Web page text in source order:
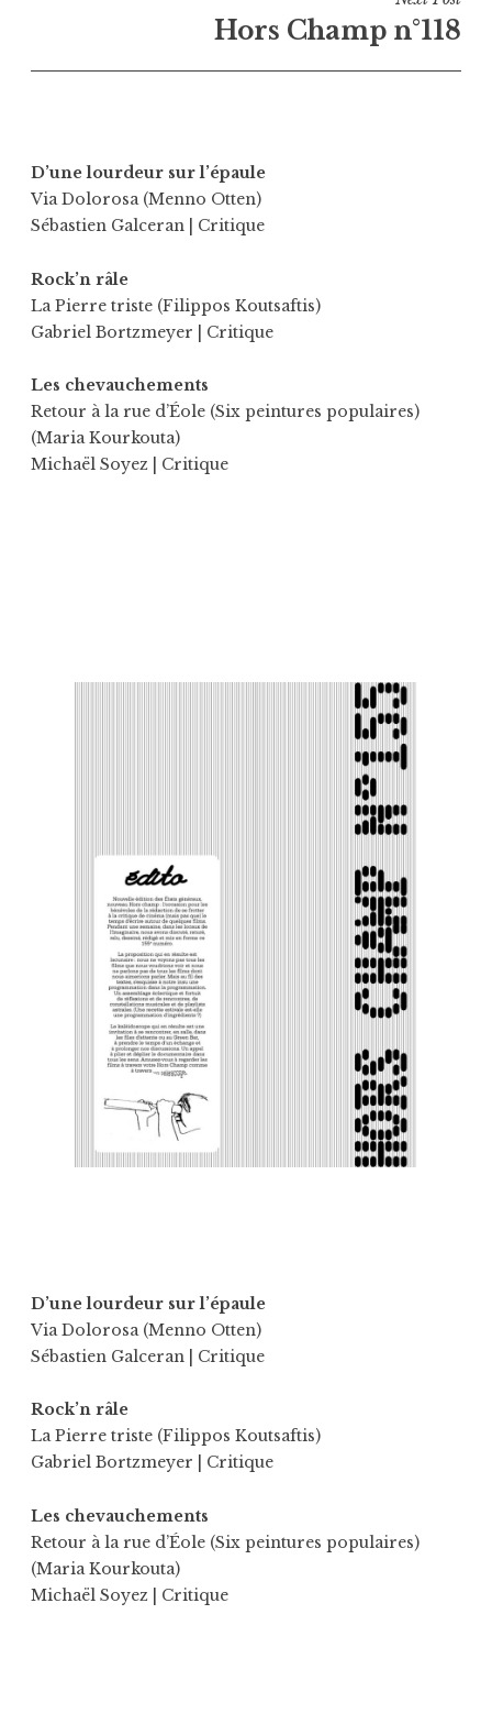
Hors Champ n°118
D’une lourdeur sur l’épaule
Via Dolorosa (Menno Otten)
Sébastien Galceran | Critique
Rock’n râle
La Pierre triste (Filippos Koutsaftis)
Gabriel Bortzmeyer | Critique
Les chevauchements
Retour à la rue d’Éole (Six peintures populaires)
(Maria Kourkouta)
Michaël Soyez | Critique
D’une lourdeur sur l’épaule
Via Dolorosa (Menno Otten)
Sébastien Galceran | Critique
Rock’n râle
La Pierre triste (Filippos Koutsaftis)
Gabriel Bortzmeyer | Critique
Les chevauchements
Retour à la rue d’Éole (Six peintures populaires)
(Maria Kourkouta)
Michaël Soyez | Critique